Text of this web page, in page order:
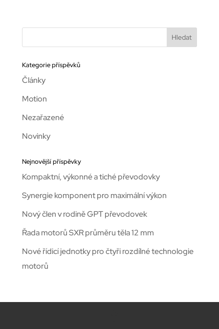
Kategorie příspěvků
Články
Motion
Nezařazené
Novinky
Nejnovější příspěvky
Kompaktní, výkonné a tiché převodovky
Synergie komponent pro maximální výkon
Nový člen v rodině GPT převodovek
Řada motorů SXR průměru těla 12 mm
Nové řídicí jednotky pro čtyři rozdílné technologie
motorů